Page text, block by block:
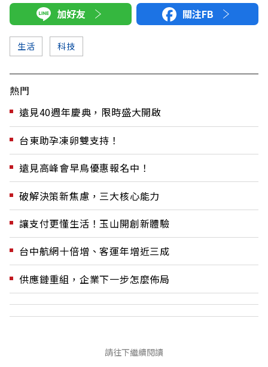
加好友 關注FB
生活 科技
熱門
遠見40週年慶典，限時盛大開啟
台東助孕凍卵雙支持！
遠見高峰會早鳥優惠報名中！
破解決策新焦慮，三大核心能力
讓支付更懂生活！玉山開創新體驗
台中航網十倍增、客運年增近三成
供應鏈重組，企業下一步怎麼佈局
請往下繼續閱讀